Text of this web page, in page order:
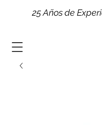
25 Años de